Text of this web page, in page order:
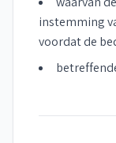
instemming
voordat de